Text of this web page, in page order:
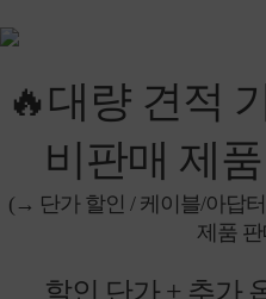
🔥대량 견적
비판매 제
(→ 단가 할인 / 케이블/아답
제품
할인 단가 + 추가